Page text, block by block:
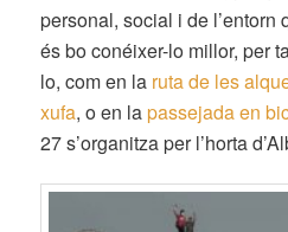
personal, social i de l’entorn
és bo conéixer-lo millor, per
lo, com en la ruta de les
xufa, o en lapassejada en
27 s’organitza per l’horta